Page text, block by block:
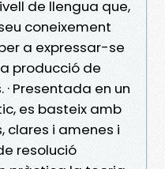
de llengua que,
coneixement
a expressar-se
producció de
Presentada en un
es basteix amb
clares i amenes i
resolució